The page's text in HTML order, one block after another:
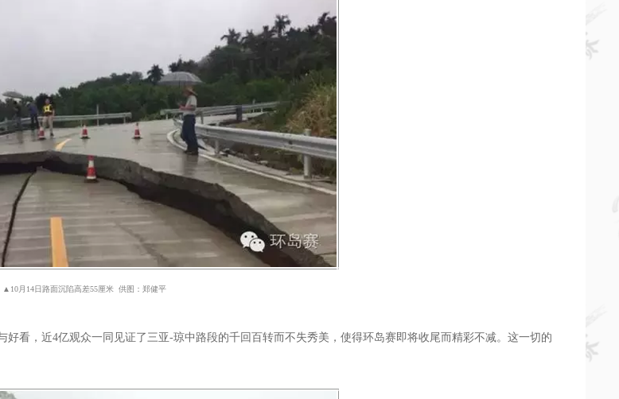
▲10月14日路面沉陷高差55厘米 供图：郑健平
，近4亿观众一同见证了三亚-琼中路段的千回百转而不失秀美，使得环岛赛即将收尾而精彩不减。这一切的